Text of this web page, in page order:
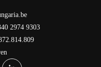
2974 9303
Opens